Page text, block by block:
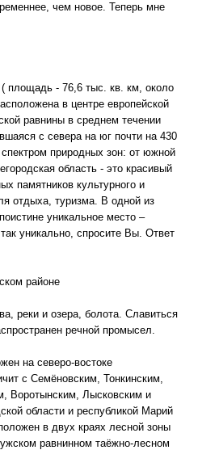
чем новое. Теперь мне
площадь - 76,6 тыс. кв. км, около
в центре европейской
равнины в среднем течении
с севера на юг почти на 430
природных зон: от южной
область - это красивый
памятников культурного и
отдыха, туризма. В одной из
уникальное место –
уникально, спросите Вы. Ответ
районе
реки и озера, болота. Славиться
речной промысел.
на северо-востоке
с Семёновским, Тонкинским,
Воротынским, Лысковским и
области и республикой Марий
в двух краях лесной зоны
равнинном таёжно-лесном